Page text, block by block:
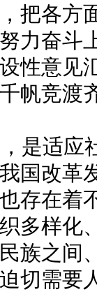
把各方
力奋斗
性意见
帆竞渡
适应
国改革
存在着
多样化
族之间
切需要